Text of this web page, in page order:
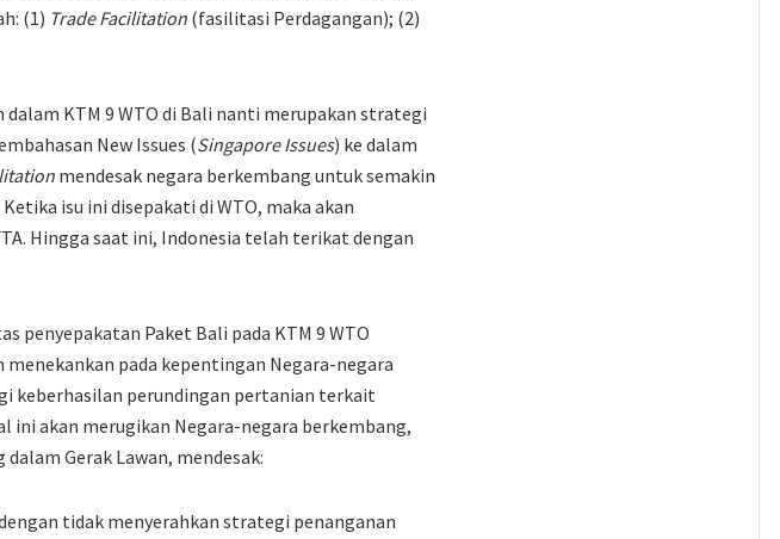
(1) Trade Facilitation (fasilitasi Perdagangan); (2)
KTM 9 WTO di Bali nanti merupakan strategi
New Issues (Singapore Issues) ke dalam
mendesak negara berkembang untuk semakin
isu ini disepakati di WTO, maka akan
Hingga saat ini, Indonesia telah terikat dengan
penyepakatan Paket Bali pada KTM 9 WTO
pada kepentingan Negara-negara
keberhasilan perundingan pertanian terkait
ini akan merugikan Negara-negara berkembang,
Gerak Lawan, mendesak:
tidak menyerahkan strategi penanganan